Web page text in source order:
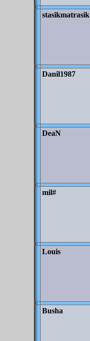
stasikmatrasik
Danil1987
DeaN
mil#
Louis
Busha